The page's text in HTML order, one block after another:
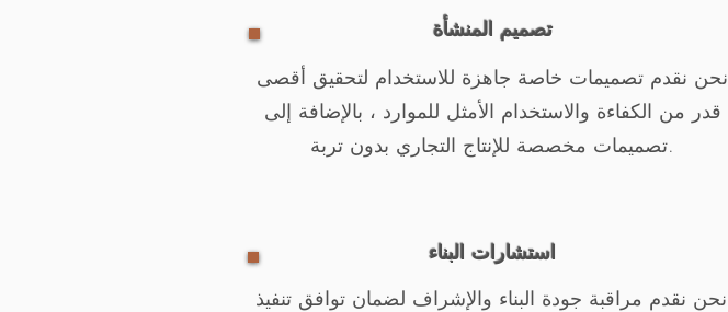
نحن نقدم تصميمات خاصة جاهزة للاستخدام لتحقيق أقصى
قدر من الكفاءة والاستخدام الأمثل للموارد ، بالإضافة إلى
تصميمات مخصصة للإنتاج التجاري بدون تربة.
تصميم المنشأة
نحن نقدم مراقبة جودة البناء والإشراف لضمان توافق تنفيذ
استشارات البناء